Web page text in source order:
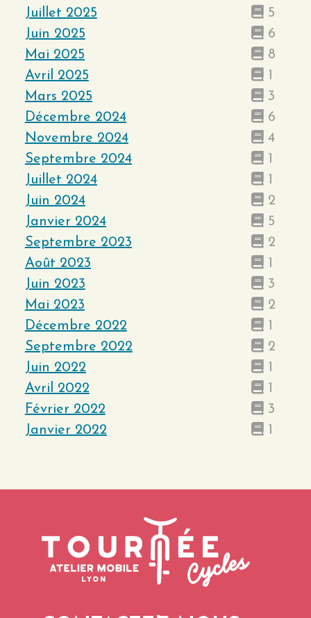
Juillet 2025
5
Juin 2025
6
Mai 2025
8
Avril 2025
1
Mars 2025
3
Décembre 2024
6
Novembre 2024
4
Septembre 2024
1
Juillet 2024
1
Juin 2024
2
Janvier 2024
5
Septembre 2023
2
Août 2023
1
Juin 2023
3
Mai 2023
2
Décembre 2022
1
Septembre 2022
2
Juin 2022
1
Avril 2022
1
Février 2022
3
Janvier 2022
1